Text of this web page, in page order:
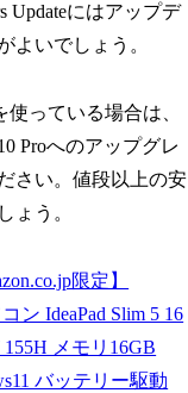
Updateにはアップデ
よいでしょう。
使っている場合は、
Proへのアップグレ
さい。値段以上の安
ょう。
限定】
ン IdeaPad Slim 5 16
メモリ16GB
バッテリー駆動